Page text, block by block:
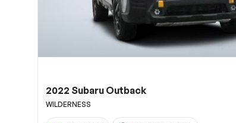
2022 Subaru Outback
WILDERNESS